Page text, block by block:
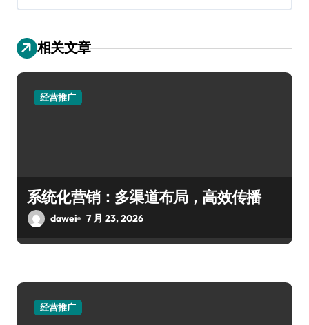
相关文章
经营推广
系统化营销：多渠道布局，高效传播
dawei 7 月 23, 2026
经营推广